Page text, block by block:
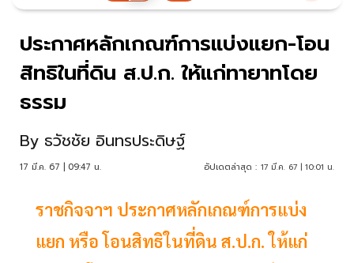
ประกาศหลักเกณฑ์การแบ่งแยก-โอน
สิทธิในที่ดิน ส.ป.ก. ให้แก่ทายาทโดย
ธรรม
By ธวัชชัย อินทรประดิษฐ์
17 มี.ค. 67 | 09:47 น. อัปเดตล่าสุด : 17 มี.ค. 67 | 10:01 น.
ราชกิจจาฯ ประกาศหลักเกณฑ์การแบ่ง
แยก หรือ โอนสิทธิในที่ดิน ส.ป.ก. ให้แก่